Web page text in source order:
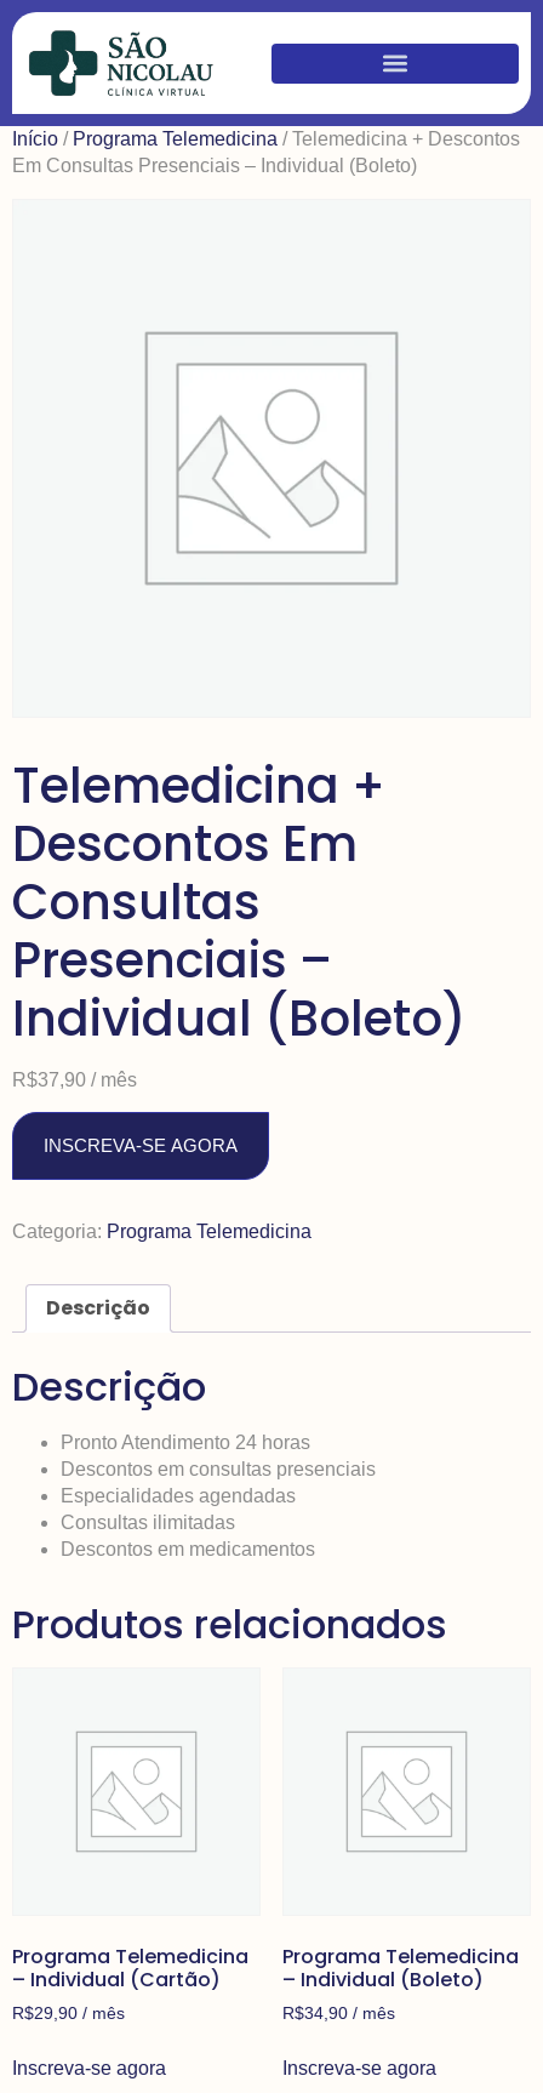
Início / Programa Telemedicina / Telemedicina + Descontos
Em Consultas Presenciais – Individual (Boleto)
Telemedicina +
Descontos Em
Consultas
Presenciais –
Individual (Boleto)
R$37,90 / mês
INSCREVA-SE AGORA
Categoria: Programa Telemedicina
Descrição
Descrição
Pronto Atendimento 24 horas
Descontos em consultas presenciais
Especialidades agendadas
Consultas ilimitadas
Descontos em medicamentos
Produtos relacionados
Programa Telemedicina
– Individual (Cartão)
R$29,90 / mês
Inscreva-se agora
Programa Telemedicina
– Individual (Boleto)
R$34,90 / mês
Inscreva-se agora